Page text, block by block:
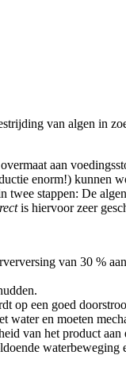
van algen in
aan
enorm!) kunnen
stappen: De
is hiervoor zeer
van 30 %
op een goed
water en moeten
van het product